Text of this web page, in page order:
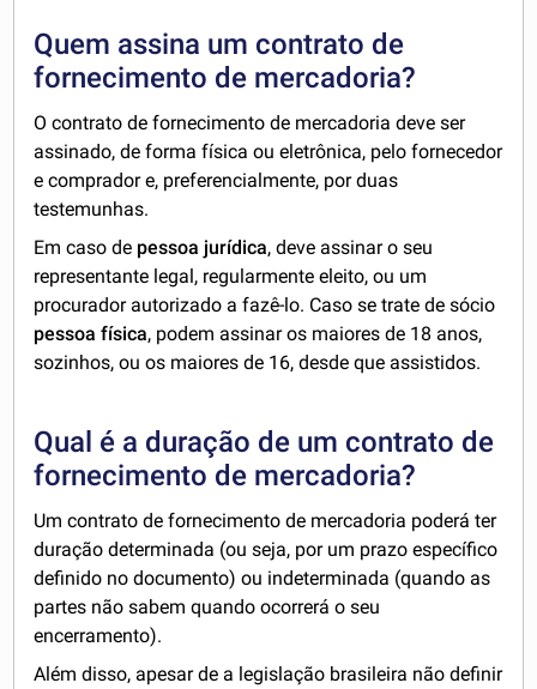
Quem assina um contrato de
fornecimento de mercadoria?
O contrato de fornecimento de mercadoria deve ser
assinado, de forma física ou eletrônica, pelo fornecedor
e comprador e, preferencialmente, por duas
testemunhas.
Em caso de pessoa jurídica, deve assinar o seu
representante legal, regularmente eleito, ou um
procurador autorizado a fazê-lo. Caso se trate de sócio
pessoa física, podem assinar os maiores de 18 anos,
sozinhos, ou os maiores de 16, desde que assistidos.
Qual é a duração de um contrato de
fornecimento de mercadoria?
Um contrato de fornecimento de mercadoria poderá ter
duração determinada (ou seja, por um prazo específico
definido no documento) ou indeterminada (quando as
partes não sabem quando ocorrerá o seu
encerramento).
Além disso, apesar de a legislação brasileira não definir